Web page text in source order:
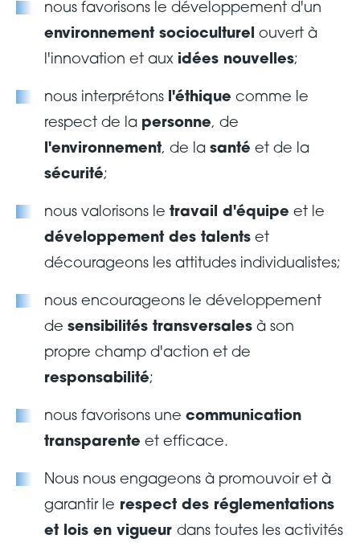
nous favorisons le développement d'un
environnement socioculturel ouvert à
l'innovation et aux idées nouvelles;
nous interprétons l'éthique comme le
respect de la personne, de
l'environnement, de la santé et de la
sécurité;
nous valorisons le travail d'équipe et le
développement des talents et
décourageons les attitudes individualistes;
nous encourageons le développement
de sensibilités transversales à son
propre champ d'action et de
responsabilité;
nous favorisons une communication
transparente et efficace.
Nous nous engageons à promouvoir et à
garantir le respect des réglementations
et lois en vigueur dans toutes les activités